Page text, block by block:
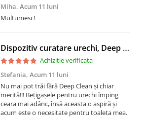
Miha, Acum 11 luni
Multumesc!
Dispozitiv curatare urechi, Deep Clean, cu micro-aspirare si vibratii
Achizitie verificata
Stefania, Acum 11 luni
Nu mai pot trăi fără Deep Clean și chiar
merită!!! Bețigașele pentru urechi împing
ceara mai adânc, însă aceasta o aspiră și
acum este o necesitate pentru toaleta mea.